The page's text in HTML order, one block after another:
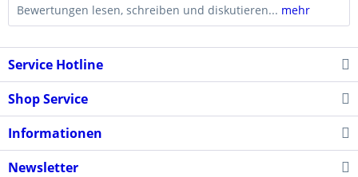
Bewertungen lesen, schreiben und diskutieren... mehr
Service Hotline
Shop Service
Informationen
Newsletter